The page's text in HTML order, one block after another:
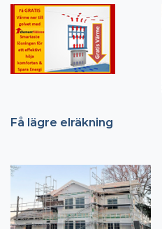
Få lägre elräkning